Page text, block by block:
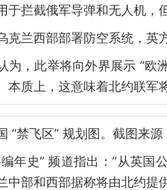
于拦截俄军导弹和无人机，
克兰西部部署防空系统，英
为，此举将向外界展示 “欧
本质上，这意味着北约联军
“禁飞区” 规划图。截图来
年史” 频道指出：“从英国
中部和西部据称将由北约提